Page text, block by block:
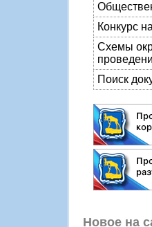
Конкурс
Схемы
Поиск
Новое на